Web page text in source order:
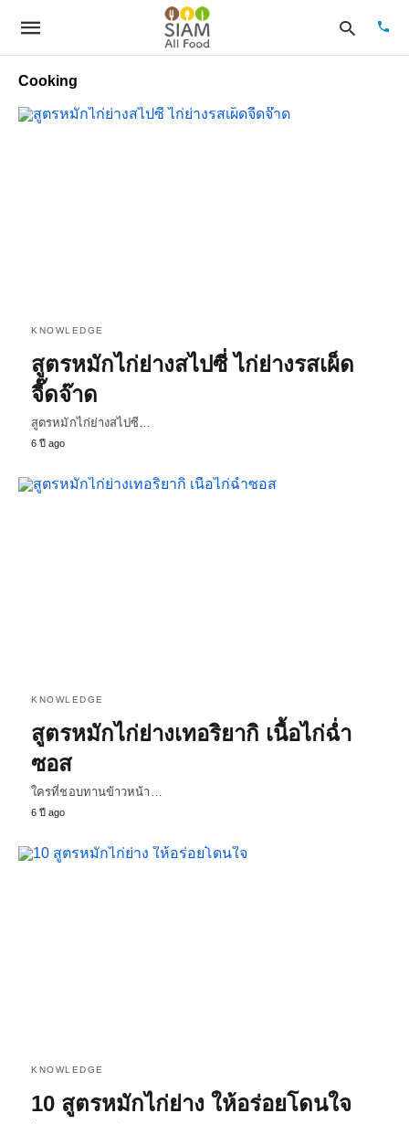
Cooking
KNOWLEDGE
สูตรหมักไก่ย่างสไปซี่ ไก่ย่างรสเผ็ด
จี๊ดจ๊าด
สูตรหมักไก่ย่างสไปซี…
6 ปี ago
KNOWLEDGE
สูตรหมักไก่ย่างเทอริยากิ เนื้อไก่ฉ่ำ
ซอส
ใครที่ชอบทานข้าวหน้า…
6 ปี ago
KNOWLEDGE
10 สูตรหมักไก่ย่าง ให้อร่อยโดนใจ